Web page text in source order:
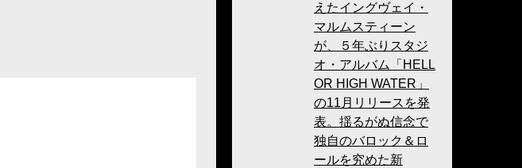
えたイングヴェイ・
マルムスティーン
が、５年ぶりスタジ
オ・アルバム「HELL
OR HIGH WATER」
の11月リリースを発
表。揺るがぬ信念で
独自のバロック＆ロ
ールを究めた新